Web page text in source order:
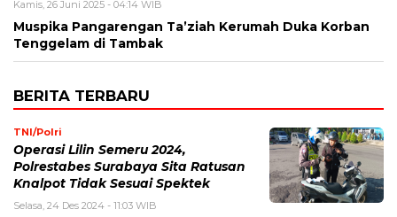
Kamis, 26 Juni 2025 - 04:14 WIB
Muspika Pangarengan Ta’ziah Kerumah Duka Korban
Tenggelam di Tambak
BERITA TERBARU
TNI/Polri
Operasi Lilin Semeru 2024,
Polrestabes Surabaya Sita Ratusan
Knalpot Tidak Sesuai Spektek
Selasa, 24 Des 2024 - 11:03 WIB